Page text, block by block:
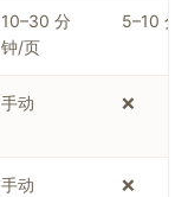
10–30 分
钟/页
5–10 分
手动 ❌
手动
❌